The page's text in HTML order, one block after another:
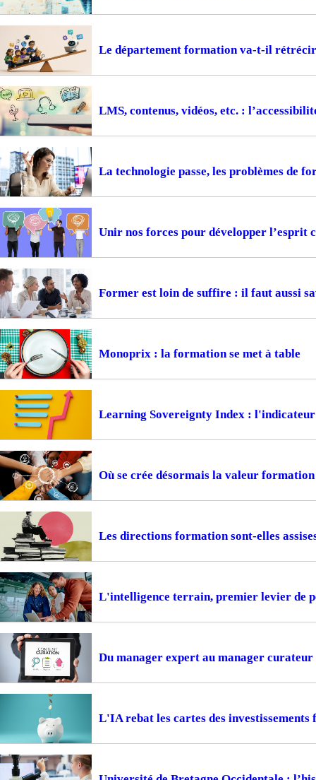
Le département formation va-t-il
LMS, contenus, vidéos, etc. :
La technologie passe, les problèmes de
Unir nos forces pour développer l’esprit
Former est loin de suffire : il faut aussi
Monoprix : la formation se met à table
Learning Sovereignty Index :
Où se crée désormais la valeur
Les directions formation sont-elles
L'intelligence terrain, premier levier de
Du manager expert au manager curateur
L'IA rebat les cartes des